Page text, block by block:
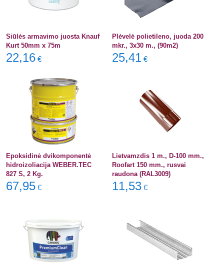
Siūlės armavimo juosta Knauf
Kurt 50mm x 75m
22,16 €
Plėvelė polietileno, juoda 200
mkr., 3x30 m., (90m2)
25,41 €
Epoksidinė dvikomponentė
hidroizoliacija WEBER.TEC
827 S, 2 Kg.
67,95 €
Lietvamzdis 1 m., D-100 mm.,
Roofart 150 mm., rusvai
raudona (RAL3009)
11,53 €